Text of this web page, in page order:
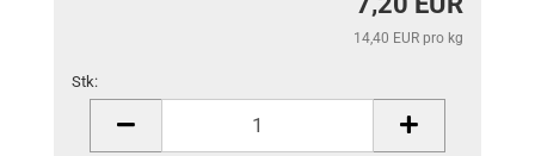
14,40 EUR pro kg
Stk: